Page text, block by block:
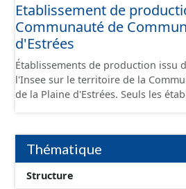
Etablissement de
Communauté de
d'Estrées
Établissements de production issu
l'Insee sur le territoire de la
de la Plaine d'Estrées. Seuls les établissements situés à
conformément aux prescriptions
Économiques. Ce lot ne contient
terrains à vocation économique à
delà des prescriptions du CNIG se
Thématique
Structure